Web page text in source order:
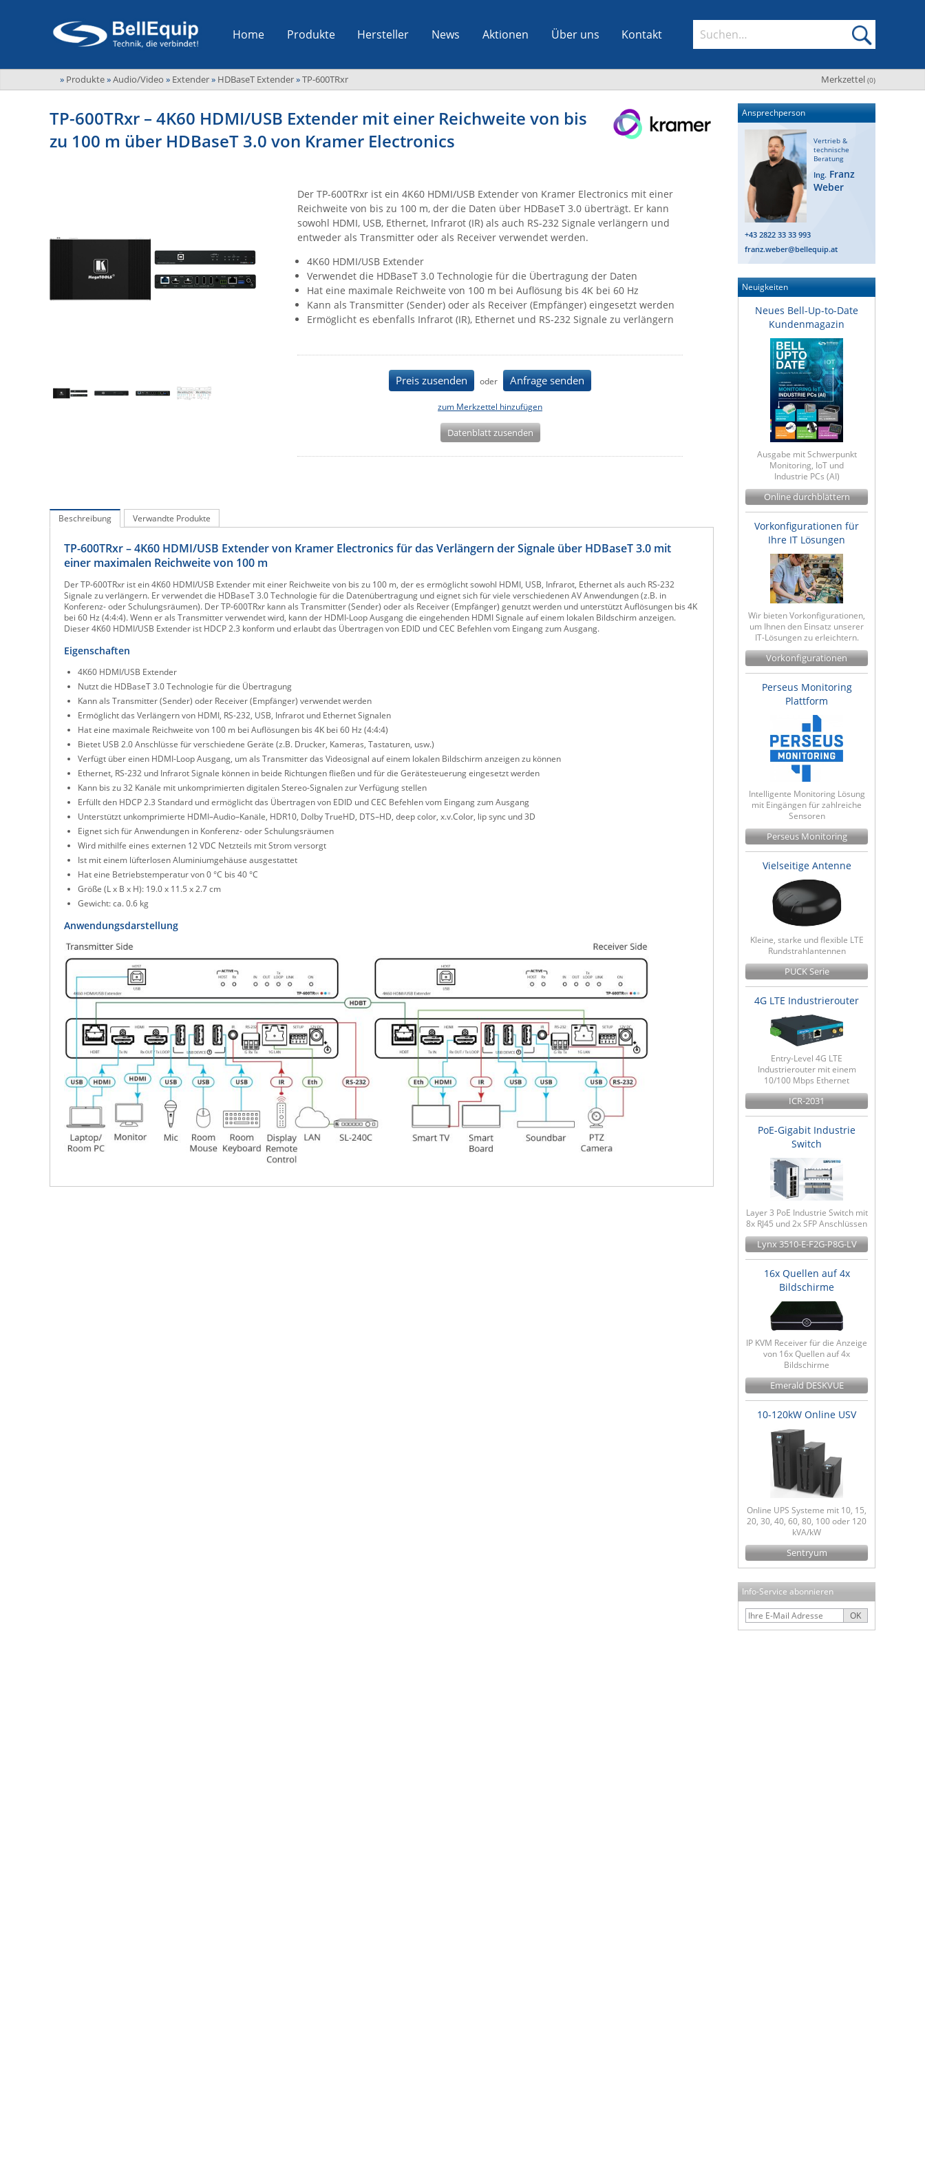
Home Produkte Hersteller News Aktionen Über uns Kontakt
Merkzettel (0)
» Produkte»Audio/Video » Extender» HDBaseT Extender»TP-600TRxr
TP-600TRxr – 4K60 HDMI/USB Extender mit einer Reichweite von bis
zu 100 m über HDBaseT 3.0 von Kramer Electronics
Der TP-600TRxr ist ein 4K60 HDMI/USB Extender von Kramer Electronics mit einer
Reichweite von bis zu 100 m, der die Daten über HDBaseT 3.0 überträgt. Er kann
sowohl HDMI, USB, Ethernet, Infrarot (IR) als auch RS-232 Signale verlängern und
entweder als Transmitter oder als Receiver verwendet werden.
4K60 HDMI/USB Extender
Verwendet die HDBaseT 3.0 Technologie für die Übertragung der Daten
Hat eine maximale Reichweite von 100 m bei Auflösung bis 4K bei 60 Hz
Kann als Transmitter (Sender) oder als Receiver (Empfänger) eingesetzt werden
Ermöglicht es ebenfalls Infrarot (IR), Ethernet und RS-232 Signale zu verlängern
Preis zusenden oder Anfrage senden
zum Merkzettel hinzufügen
Datenblatt zusenden
Beschreibung Verwandte Produkte
TP-600TRxr – 4K60 HDMI/USB Extender von Kramer Electronics für das Verlängern der Signale über HDBaseT 3.0 mit
einer maximalen Reichweite von 100 m
Der TP-600TRxr ist ein 4K60 HDMI/USB Extender mit einer Reichweite von bis zu 100 m, der es ermöglicht sowohl HDMI, USB, Infrarot, Ethernet als auch RS-232
Signale zu verlängern. Er verwendet die HDBaseT 3.0 Technologie für die Datenübertragung und eignet sich für viele verschiedenen AV Anwendungen (z.B. in
Konferenz- oder Schulungsräumen). Der TP-600TRxr kann als Transmitter (Sender) oder als Receiver (Empfänger) genutzt werden und unterstützt Auflösungen bis 4K
bei 60 Hz (4:4:4). Wenn er als Transmitter verwendet wird, kann der HDMI-Loop Ausgang die eingehenden HDMI Signale auf einem lokalen Bildschirm anzeigen.
Dieser 4K60 HDMI/USB Extender ist HDCP 2.3 konform und erlaubt das Übertragen von EDID und CEC Befehlen vom Eingang zum Ausgang.
Eigenschaften
4K60 HDMI/USB Extender
Nutzt die HDBaseT 3.0 Technologie für die Übertragung
Kann als Transmitter (Sender) oder Receiver (Empfänger) verwendet werden
Ermöglicht das Verlängern von HDMI, RS-232, USB, Infrarot und Ethernet Signalen
Hat eine maximale Reichweite von 100 m bei Auflösungen bis 4K bei 60 Hz (4:4:4)
Bietet USB 2.0 Anschlüsse für verschiedene Geräte (z.B. Drucker, Kameras, Tastaturen, usw.)
Verfügt über einen HDMI-Loop Ausgang, um als Transmitter das Videosignal auf einem lokalen Bildschirm anzeigen zu können
Ethernet, RS-232 und Infrarot Signale können in beide Richtungen fließen und für die Gerätesteuerung eingesetzt werden
Kann bis zu 32 Kanäle mit unkomprimierten digitalen Stereo-Signalen zur Verfügung stellen
Erfüllt den HDCP 2.3 Standard und ermöglicht das Übertragen von EDID und CEC Befehlen vom Eingang zum Ausgang
Unterstützt unkomprimierte HDMI–Audio–Kanäle, HDR10, Dolby TrueHD, DTS–HD, deep color, x.v.Color, lip sync und 3D
Eignet sich für Anwendungen in Konferenz- oder Schulungsräumen
Wird mithilfe eines externen 12 VDC Netzteils mit Strom versorgt
Ist mit einem lüfterlosen Aluminiumgehäuse ausgestattet
Hat eine Betriebstemperatur von 0 °C bis 40 °C
Größe (L x B x H): 19.0 x 11.5 x 2.7 cm
Gewicht: ca. 0.6 kg
Anwendungsdarstellung
Ansprechperson
Vertrieb &
technische
Beratung
Ing. Franz
Weber
+43 2822 33 33 993
franz.weber@bellequip.at
Neuigkeiten
Neues Bell-Up-to-Date
Kundenmagazin
Ausgabe mit Schwerpunkt
Monitoring, IoT und
Industrie PCs (AI)
Online durchblättern
Vorkonfigurationen für
Ihre IT Lösungen
Wir bieten Vorkonfigurationen,
um Ihnen den Einsatz unserer
IT-Lösungen zu erleichtern.
Vorkonfigurationen
Perseus Monitoring
Plattform
Intelligente Monitoring Lösung
mit Eingängen für zahlreiche
Sensoren
Perseus Monitoring
Vielseitige Antenne
Kleine, starke und flexible LTE
Rundstrahlantennen
PUCK Serie
4G LTE Industrierouter
Entry-Level 4G LTE
Industrierouter mit einem
10/100 Mbps Ethernet
ICR-2031
PoE-Gigabit Industrie
Switch
Layer 3 PoE Industrie Switch mit
8x RJ45 und 2x SFP Anschlüssen
Lynx 3510-E-F2G-P8G-LV
16x Quellen auf 4x
Bildschirme
IP KVM Receiver für die Anzeige
von 16x Quellen auf 4x
Bildschirme
Emerald DESKVUE
10-120kW Online USV
Online UPS Systeme mit 10, 15,
20, 30, 40, 60, 80, 100 oder 120
kVA/kW
Sentryum
Info-Service abonnieren
OK